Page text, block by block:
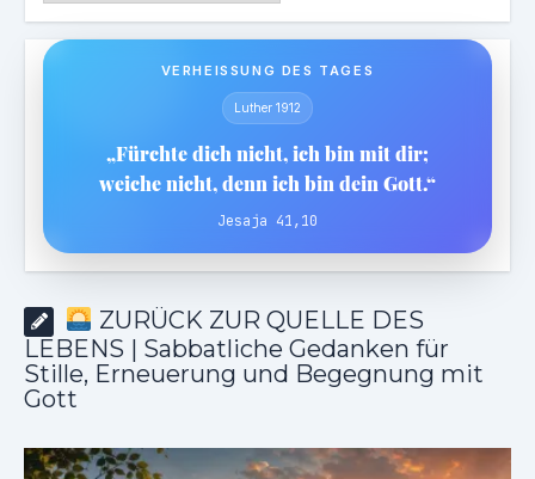
VERHEISSUNG DES TAGES
Luther 1912
„Fürchte dich nicht, ich bin mit dir;
weiche nicht, denn ich bin dein Gott.“
Jesaja 41,10
ZURÜCK ZUR QUELLE DES
LEBENS | Sabbatliche Gedanken für
Stille, Erneuerung und Begegnung mit
Gott